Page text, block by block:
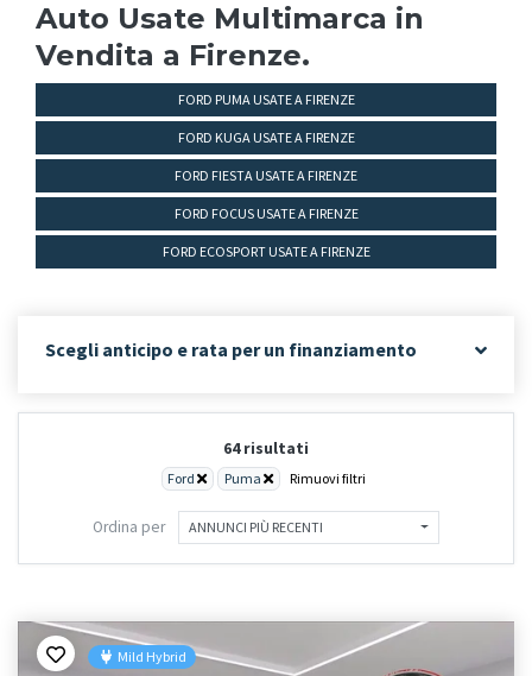
Auto Usate Multimarca in
Vendita a Firenze.
FORD PUMA USATE A FIRENZE
FORD KUGA USATE A FIRENZE
FORD FIESTA USATE A FIRENZE
FORD FOCUS USATE A FIRENZE
FORD ECOSPORT USATE A FIRENZE
Scegli anticipo e rata per un finanziamento
64 risultati
Ford Puma Rimuovi filtri
Ordina per ANNUNCI PIÙ RECENTI
Mild Hybrid